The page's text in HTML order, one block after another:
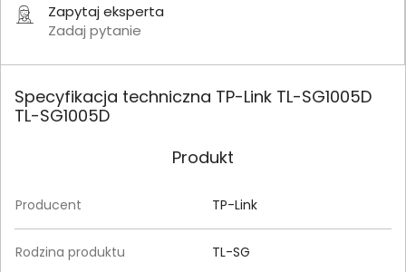
Zapytaj eksperta
Zadaj pytanie
Specyfikacja techniczna TP-Link TL-SG1005D
TL-SG1005D
Produkt
Producent TP-Link
Rodzina produktu TL-SG